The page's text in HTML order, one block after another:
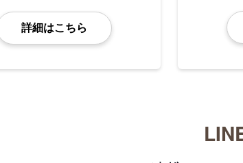
詳細はこちら